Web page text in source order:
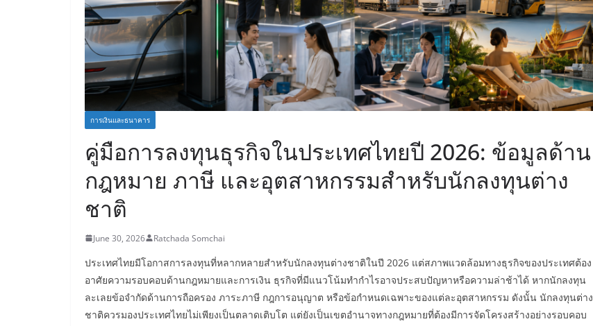
การเงินและธนาคาร
คู่มือการลงทุนธุรกิจในประเทศไทยปี 2026: ข้อมูลด้าน
กฎหมาย ภาษี และอุตสาหกรรมสำหรับนักลงทุนต่าง
ชาติ
June 30, 2026 Ratchada Somchai
ประเทศไทยมีโอกาสการลงทุนที่หลากหลายสำหรับนักลงทุนต่างชาติในปี 2026 แต่สภาพแวดล้อมทางธุรกิจของประเทศต้อง
อาศัยความรอบคอบด้านกฎหมายและการเงิน ธุรกิจที่มีแนวโน้มทำกำไรอาจประสบปัญหาหรือความล่าช้าได้ หากนักลงทุน
ละเลยข้อจำกัดด้านการถือครอง ภาระภาษี กฎการอนุญาต หรือข้อกำหนดเฉพาะของแต่ละอุตสาหกรรม ดังนั้น นักลงทุนต่าง
ชาติควรมองประเทศไทยไม่เพียงเป็นตลาดเติบโต แต่ยังเป็นเขตอำนาจทางกฎหมายที่ต้องมีการจัดโครงสร้างอย่างรอบคอบ